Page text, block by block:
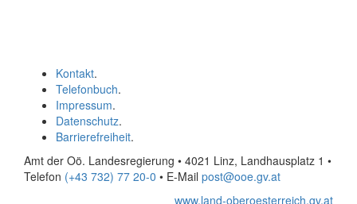
Kontakt.
Telefonbuch.
Impressum.
Datenschutz.
Barrierefreiheit.
Amt der Oö. Landesregierung • 4021 Linz, Landhausplatz 1 •
Telefon (+43 732) 77 20-0 • E-Mail post@ooe.gv.at
www.land-oberoesterreich.gv.at